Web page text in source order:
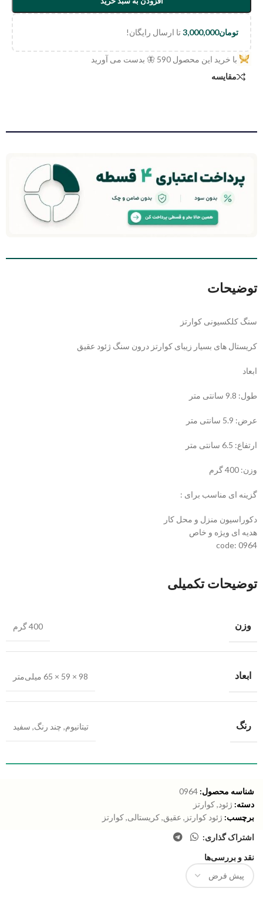
تومان3,000,000تا ارسال رایگان!
با خرید این محصول 590 🦋 بدست می آورید
مقایسه
توضیحات
سنگ کلکسیونی کوارتز
کریستال های بسیار زیبای کوارتز درون سنگ ژئود عقیق
ابعاد
طول: 9.8 سانتی متر
عرض: 5.9 سانتی متر
ارتفاع: 6.5 سانتی متر
وزن: 400 گرم
گزینه ای مناسب برای :
دکوراسیون منزل و محل کار
هدیه ای ویژه و خاص
code: 0964
توضیحات تکمیلی
وزن 400 گرم
ابعاد 98 × 59 × 65 میلی‌متر
رنگ تیتانیوم, چند رنگ, سفید
شناسه محصول: 0964
دسته: ژئود,کوارتز
برچسب: ژئود کوارتز , عقیق,کریستالی,کوارتز
اشتراک گذاری:
نقد و بررسی‌ها